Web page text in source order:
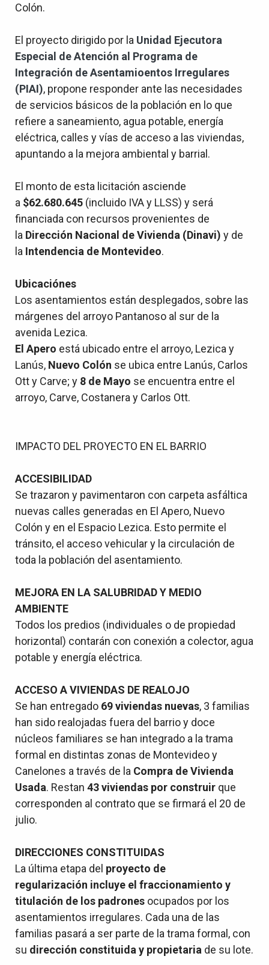
Colón.
El proyecto dirigido por la Unidad Ejecutora
Especial de Atención al Programa de
Integración de Asentamioentos Irregulares
(PIAI), propone responder ante las necesidades
de servicios básicos de la población en lo que
refiere a saneamiento, agua potable, energía
eléctrica, calles y vías de acceso a las viviendas,
apuntando a la mejora ambiental y barrial.
El monto de esta licitación asciende
a $62.680.645 (incluido IVA y LLSS) y será
financiada con recursos provenientes de
la Dirección Nacional de Vivienda (Dinavi) y de
la Intendencia de Montevideo.
Ubicaciónes
Los asentamientos están desplegados, sobre las
márgenes del arroyo Pantanoso al sur de la
avenida Lezica.
El Apero está ubicado entre el arroyo, Lezica y
Lanús, Nuevo Colón se ubica entre Lanús, Carlos
Ott y Carve; y 8 de Mayo se encuentra entre el
arroyo, Carve, Costanera y Carlos Ott.
IMPACTO DEL PROYECTO EN EL BARRIO
ACCESIBILIDAD
Se trazaron y pavimentaron con carpeta asfáltica
nuevas calles generadas en El Apero, Nuevo
Colón y en el Espacio Lezica. Esto permite el
tránsito, el acceso vehicular y la circulación de
toda la población del asentamiento.
MEJORA EN LA SALUBRIDAD Y MEDIO
AMBIENTE
Todos los predios (individuales o de propiedad
horizontal) contarán con conexión a colector, agua
potable y energía eléctrica.
ACCESO A VIVIENDAS DE REALOJO
Se han entregado 69 viviendas nuevas, 3 familias
han sido realojadas fuera del barrioy doce
núcleos familiares se han integrado a la trama
formal en distintas zonas de Montevideo y
Canelones a través de la Compra de Vivienda
Usada. Restan 43 viviendas por construir que
corresponden al contrato que se firmará el 20 de
julio.
DIRECCIONES CONSTITUIDAS
La última etapa del proyecto de
regularización incluye el fraccionamiento y
titulación de los padrones ocupados por los
asentamientos irregulares. Cada una de las
familias pasará a ser parte de la trama formal, con
su dirección constituida y propietaria de su lote.